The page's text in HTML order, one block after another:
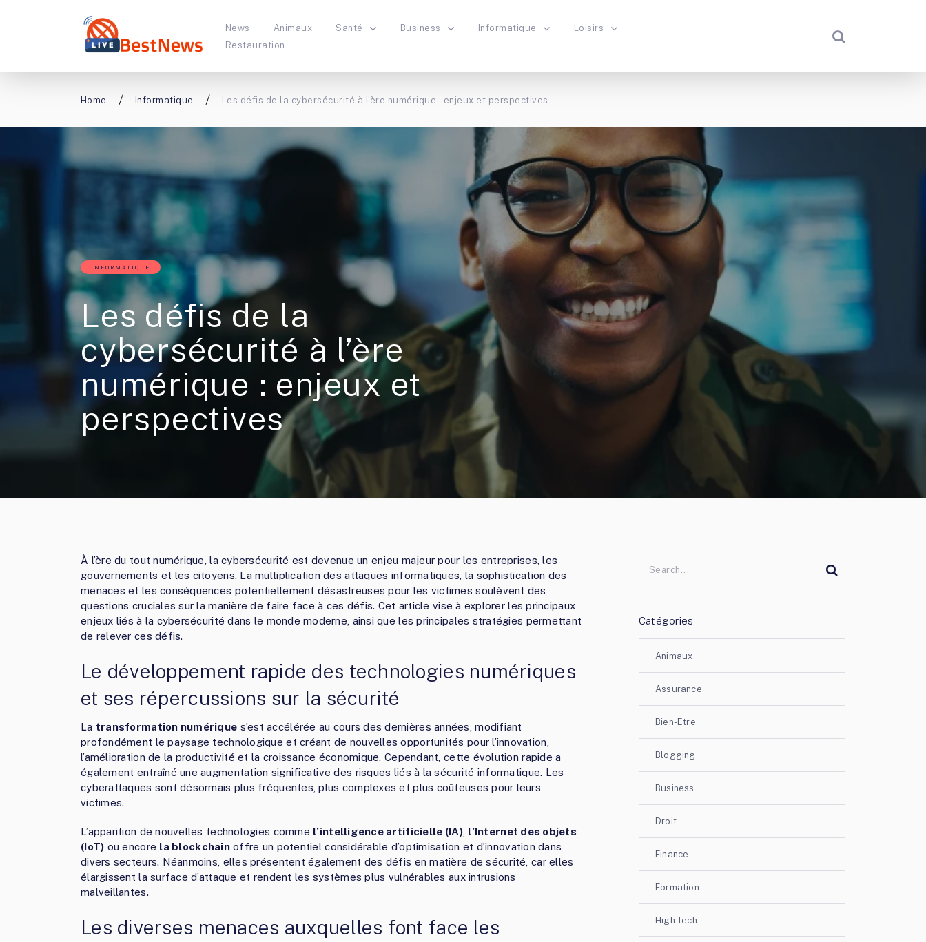
News Animaux Santé Business Informatique
Loisirs
Restauration
Home Informatique Les défis de la cybersécurité à l’ère numérique : enjeux et perspectives
INFORMATIQUE
Les défis de la
cybersécurité à l’ère
numérique : enjeux et
perspectives
À l’ère du tout numérique, la cybersécurité est devenue un enjeu majeur pour les entreprises, les
gouvernements et les citoyens. La multiplication des attaques informatiques, la sophistication des
menaces et les conséquences potentiellement désastreuses pour les victimes soulèvent des
questions cruciales sur la manière de faire face à ces défis. Cet article vise à explorer les principaux
enjeux liés à la cybersécurité dans le monde moderne, ainsi que les principales stratégies permettant
de relever ces défis.
Le développement rapide des technologies numériques
et ses répercussions sur la sécurité
La transformation numérique s’est accélérée au cours des dernières années, modifiant
profondément le paysage technologique et créant de nouvelles opportunités pour l’innovation,
l’amélioration de la productivité et la croissance économique. Cependant, cette évolution rapide a
également entraîné une augmentation significative des risques liés à la sécurité informatique. Les
cyberattaques sont désormais plus fréquentes, plus complexes et plus coûteuses pour leurs
victimes.
L’apparition de nouvelles technologies comme l’intelligence artificielle (IA), l’Internet des objets
(IoT) ou encore la blockchainoffre un potentiel considérable d’optimisation et d’innovation dans
divers secteurs. Néanmoins, elles présentent également des défis en matière de sécurité, car elles
élargissent la surface d’attaque et rendent les systèmes plus vulnérables aux intrusions
malveillantes.
Les diverses menaces auxquelles font face les
Catégories
Animaux
Assurance
Bien-Etre
Blogging
Business
Droit
Finance
Formation
High Tech